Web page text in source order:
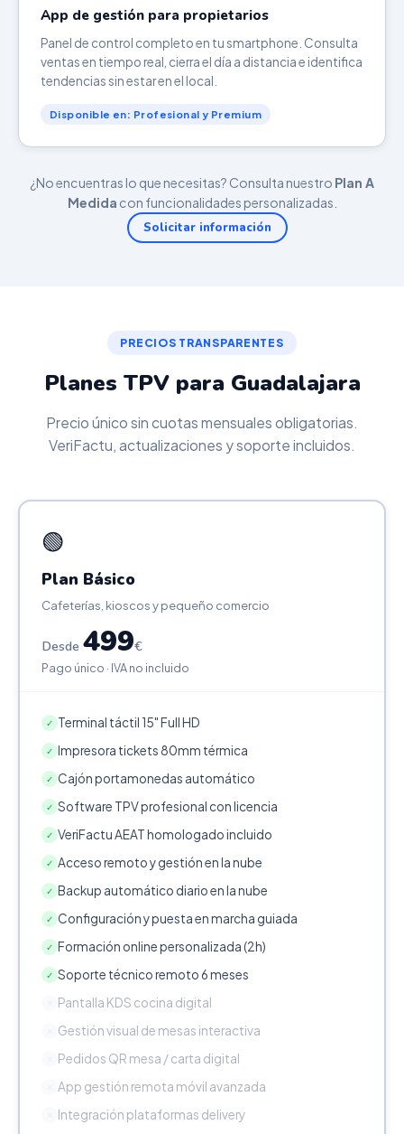
App de gestión para propietarios
Panel de control completo en tu smartphone. Consulta
ventas en tiempo real, cierra el día a distancia e identifica
tendencias sin estar en el local.
Disponible en: Profesional y Premium
¿No encuentras lo que necesitas? Consulta nuestro Plan A
Medida con funcionalidades personalizadas.
Solicitar información
PRECIOS TRANSPARENTES
Planes TPV para Guadalajara
Precio único sin cuotas mensuales obligatorias.
VeriFactu, actualizaciones y soporte incluidos.
🟢
Plan Básico
Cafeterías, kioscos y pequeño comercio
Desde 499€
Pago único · IVA no incluido
✓ Terminal táctil 15" Full HD
✓ Impresora tickets 80mm térmica
✓ Cajón portamonedas automático
✓ Software TPV profesional con licencia
✓ VeriFactu AEAT homologado incluido
✓ Acceso remoto y gestión en la nube
✓ Backup automático diario en la nube
✓ Configuración y puesta en marcha guiada
✓ Formación online personalizada (2h)
✓ Soporte técnico remoto 6 meses
Pantalla KDS cocina digital
Gestión visual de mesas interactiva
Pedidos QR mesa / carta digital
App gestión remota móvil avanzada
Integración plataformas delivery